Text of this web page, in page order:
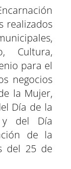
realizados
Cultura,
para el
negocios
la Mujer,
Día de la
del Día
de la
del 25 de